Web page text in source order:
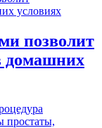
позволит
домашних